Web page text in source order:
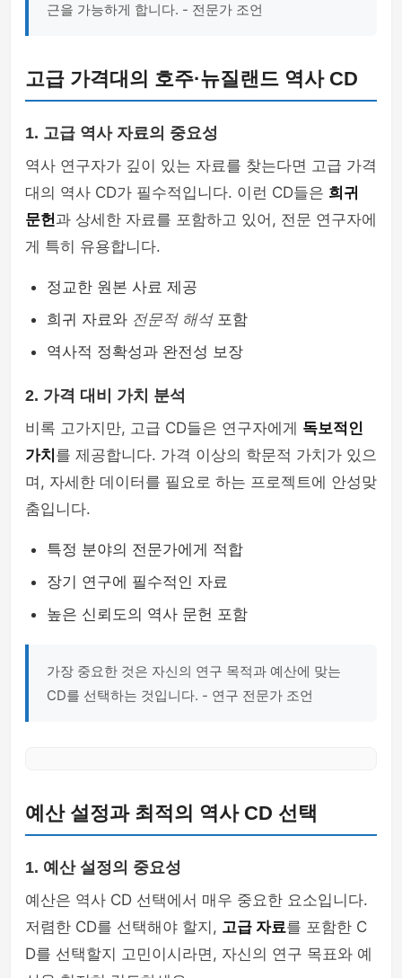
근을 가능하게 합니다. - 전문가 조언
고급 가격대의 호주·뉴질랜드 역사 CD
1. 고급 역사 자료의 중요성
역사 연구자가 깊이 있는 자료를 찾는다면 고급 가격
대의 역사 CD가 필수적입니다. 이런 CD들은 희귀
문헌과 상세한 자료를 포함하고 있어, 전문 연구자에
게 특히 유용합니다.
정교한 원본 사료 제공
희귀 자료와 전문적 해석포함
역사적 정확성과 완전성 보장
2. 가격 대비 가치 분석
비록 고가지만, 고급 CD들은 연구자에게 독보적인
가치 를 제공합니다. 가격 이상의 학문적 가치가 있으
며, 자세한 데이터를 필요로 하는 프로젝트에 안성맞
춤입니다.
특정 분야의 전문가에게 적합
장기 연구에 필수적인 자료
높은 신뢰도의 역사 문헌 포함
가장 중요한 것은 자신의 연구 목적과 예산에 맞는
CD를 선택하는 것입니다. - 연구 전문가 조언
예산 설정과 최적의 역사 CD 선택
1. 예산 설정의 중요성
예산은 역사 CD 선택에서 매우 중요한 요소입니다.
저렴한 CD를 선택해야 할지, 고급 자료를 포함한 C
D를 선택할지 고민이시라면, 자신의 연구 목표와 예